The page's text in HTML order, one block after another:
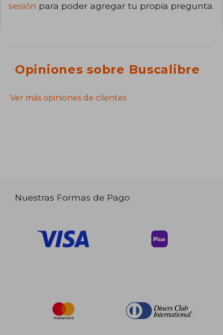
sesión para poder agregar tu propia pregunta.
Opiniones sobre Buscalibre
Ver más opiniones de clientes
Nuestras Formas de Pago